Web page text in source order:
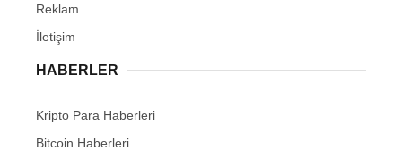
Reklam
İletişim
HABERLER
Kripto Para Haberleri
Bitcoin Haberleri